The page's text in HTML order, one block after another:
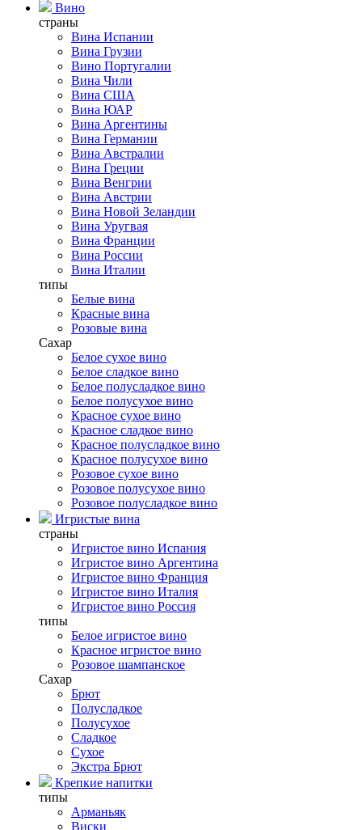
Вино
страны
Вина Испании
Вина Грузии
Вино Португалии
Вина Чили
Вина США
Вина ЮАР
Вина Аргентины
Вина Германии
Вина Австралии
Вина Греции
Вина Венгрии
Вина Австрии
Вина Новой Зеландии
Вина Уругвая
Вина Франции
Вина России
Вина Италии
типы
Белые вина
Красные вина
Розовые вина
Сахар
Белое сухое вино
Белое сладкое вино
Белое полусладкое вино
Белое полусухое вино
Красное сухое вино
Красное сладкое вино
Красное полусладкое вино
Красное полусухое вино
Розовое сухое вино
Розовое полусухое вино
Розовое полусладкое вино
Игристые вина
страны
Игристое вино Испания
Игристое вино Аргентина
Игристое вино Франция
Игристое вино Италия
Игристое вино Россия
типы
Белое игристое вино
Красное игристое вино
Розовое шампанское
Сахар
Брют
Полусладкое
Полусухое
Сладкое
Сухое
Экстра Брют
Крепкие напитки
типы
Арманьяк
Виски